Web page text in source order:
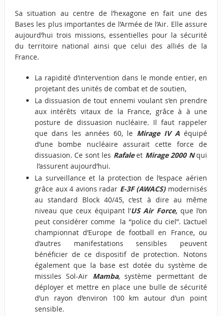
Sa situation au centre de l’hexagone en fait une des
Bases les plus importantes de l’Armée de l’Air. Elle assure
aujourd’hui trois missions, essentielles pour la sécurité
du territoire national ainsi que celui des alliés de la
France.
La rapidité d’intervention dans le monde entier, en
projetant des unités de combat et de soutien,
La dissuasion de tout ennemi voulant s’en prendre
aux intérêts vitaux de la France, grâce à à une
posture de dissuasion nucléaire. Il faut rappeler
que dans les années 60, le Mirage IV A équipé
d’une bombe nucléaire assurait cette force de
dissuasion. Ce sont les Rafaleet Mirage 2000 N qui
l’assurent aujourd’hui.
La surveillance et la protection de l’espace aérien
grâce aux 4 avions radar E-3F (AWACS)modernisés
au standard Block 40/45, c’est à dire au même
niveau que ceux équipant l’US Air Force,que l’on
peut considérer comme la “police du ciel”. L’actuel
championnat d’Europe de football en France, ou
d’autres manifestations sensibles peuvent
bénéficier de ce dispositif de protection. Notons
également que la base est dotée du système de
missiles Sol-Air Mamba, système permettant de
déployer et mettre en place une bulle de sécurité
d’un rayon d’environ 100 km autour d’un point
sensible.